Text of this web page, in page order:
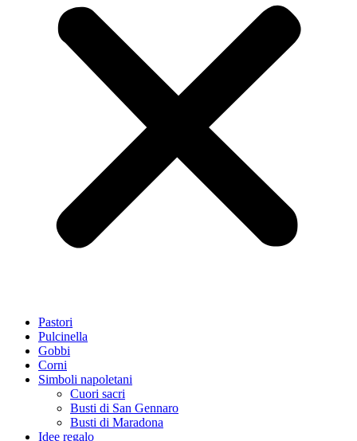
Pastori
Pulcinella
Gobbi
Corni
Simboli napoletani
Cuori sacri
Busti di San Gennaro
Busti di Maradona
Idee regalo